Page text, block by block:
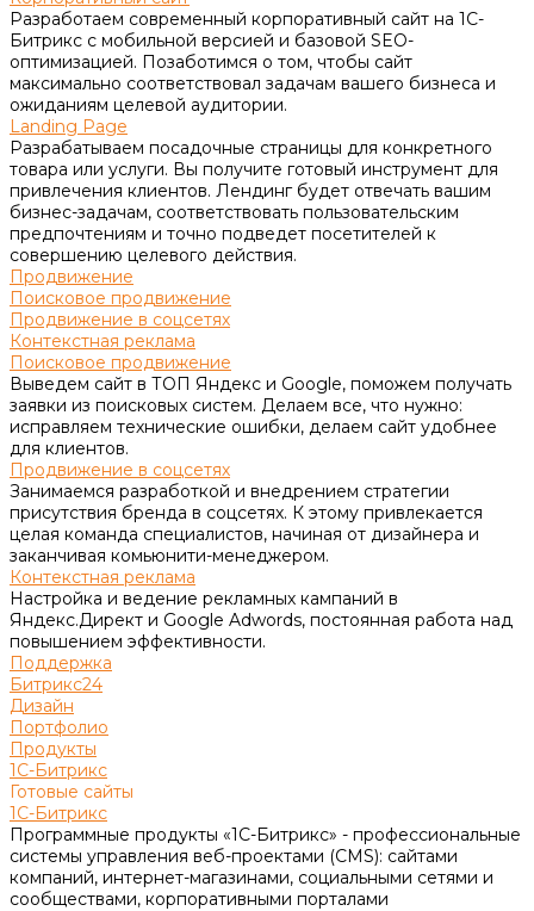
Разработаем современный корпоративный сайт на 1С-
Битрикс с мобильной версией и базовой SEO-
оптимизацией. Позаботимся о том, чтобы сайт
максимально соответствовал задачам вашего бизнеса и
ожиданиям целевой аудитории.
Landing Page
Разрабатываем посадочные страницы для конкретного
товара или услуги. Вы получите готовый инструмент для
привлечения клиентов. Лендинг будет отвечать вашим
бизнес-задачам, соответствовать пользовательским
предпочтениям и точно подведет посетителей к
совершению целевого действия.
Продвижение
Поисковое продвижение
Продвижение в соцсетях
Контекстная реклама
Поисковое продвижение
Выведем сайт в ТОП Яндекс и Google, поможем получать
заявки из поисковых систем. Делаем все, что нужно:
исправляем технические ошибки, делаем сайт удобнее
для клиентов.
Продвижение в соцсетях
Занимаемся разработкой и внедрением стратегии
присутствия бренда в соцсетях. К этому привлекается
целая команда специалистов, начиная от дизайнера и
заканчивая комьюнити-менеджером.
Контекстная реклама
Настройка и ведение рекламных кампаний в
Яндекс.Директ и Google Adwords, постоянная работа над
повышением эффективности.
Поддержка
Битрикс24
Дизайн
Портфолио
Продукты
1С-Битрикс
Готовые сайты
1С-Битрикс
Программные продукты «1С-Битрикс» - профессиональные
системы управления веб-проектами (CMS): сайтами
компаний, интернет-магазинами, социальными сетями и
сообществами, корпоративными порталами